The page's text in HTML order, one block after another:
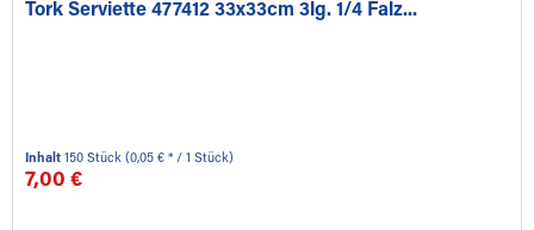
Tork Serviette 477412 33x33cm 3lg. 1/4 Falz...
Inhalt150 Stück(0,05 € * / 1 Stück)
7,00 €